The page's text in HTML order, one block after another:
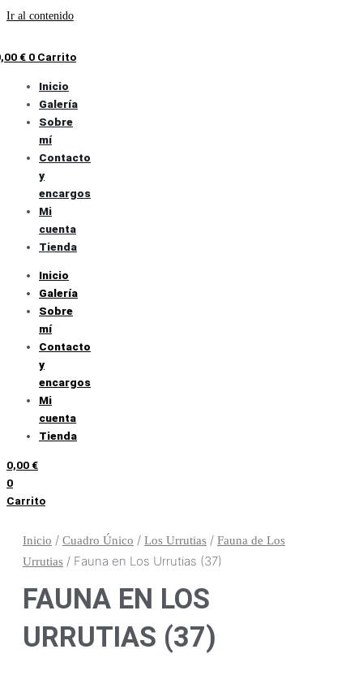
Ir al contenido
€ 0 Carrito
Inicio
Galería
Sobre
mí
Contacto
y
encargos
Mi
cuenta
Tienda
Inicio
Galería
Sobre
mí
Contacto
y
encargos
Mi
cuenta
Tienda
0,00€
0
Carrito
Inicio / Cuadro Único / Los Urrutias / Fauna de Los
Urrutias / Fauna en Los Urrutias (37)
FAUNA EN LOS
URRUTIAS (37)